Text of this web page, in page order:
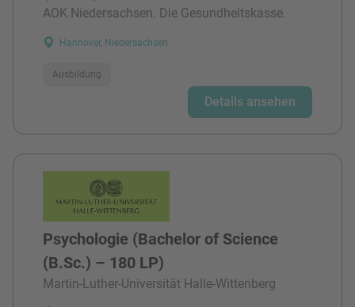
AOK Niedersachsen. Die Gesundheitskasse.
Hannover, Niedersachsen
Ausbildung
Details ansehen
Psychologie (Bachelor of Science
(B.Sc.) – 180 LP)
Martin-Luther-Universität Halle-Wittenberg